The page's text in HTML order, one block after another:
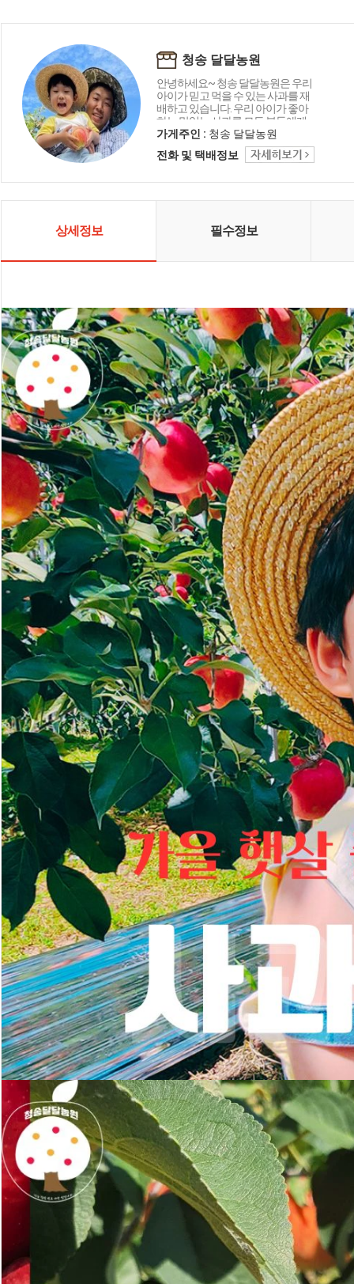
청송 달달농원
안녕하세요~ 청송 달달농원은 우리
아이가 믿고 먹을 수 있는 사과를 재
배하고 있습니다. 우리 아이가 좋아
하는 맛있는 사과를 모든 분들에게
전해 드리고 싶습니다. 언제나 믿을
수 있는 청송 달달농원에서 건강한
사과 맛보고 가세요^^
가게주인 : 청송 달달농원
전화 및 택배정보
상세정보 필수정보